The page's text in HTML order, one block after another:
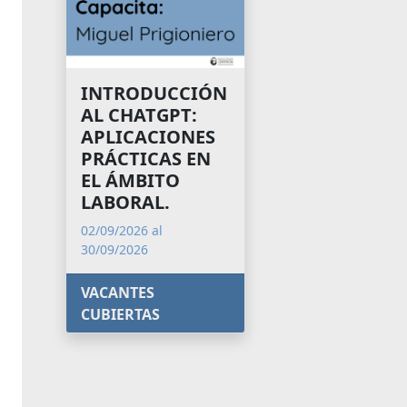
INTRODUCCIÓN
AL CHATGPT:
APLICACIONES
PRÁCTICAS EN
EL ÁMBITO
LABORAL.
02/09/2026 al
30/09/2026
VACANTES
CUBIERTAS